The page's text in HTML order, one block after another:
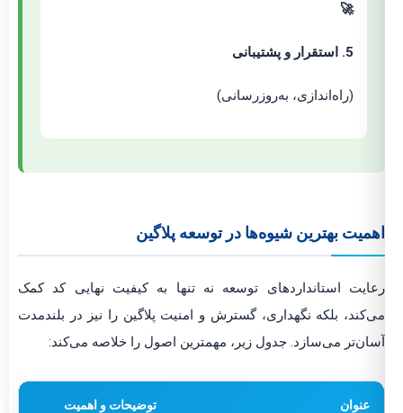
🚀
5. استقرار و پشتیبانی
(راه‌اندازی، به‌روزرسانی)
اهمیت بهترین شیوه‌ها در توسعه پلاگین
رعایت استانداردهای توسعه نه تنها به کیفیت نهایی کد کمک
می‌کند، بلکه نگهداری، گسترش و امنیت پلاگین را نیز در بلندمدت
آسان‌تر می‌سازد. جدول زیر، مهمترین اصول را خلاصه می‌کند:
عنوان توضیحات و اهمیت